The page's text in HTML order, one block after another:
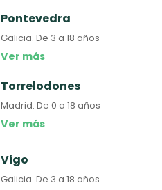
Pontevedra
Galicia.De 3 a 18 años
Ver más
Torrelodones
Madrid.De 0 a 18 años
Ver más
Vigo
Galicia.De 3 a 18 años